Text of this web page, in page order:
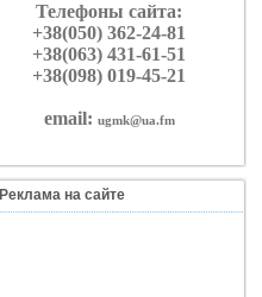
Телефоны сайта:
+38(050) 362-24-81
+38(063) 431-61-51
+38(098) 019-45-21
email: ugmk@ua.fm
Реклама на сайте